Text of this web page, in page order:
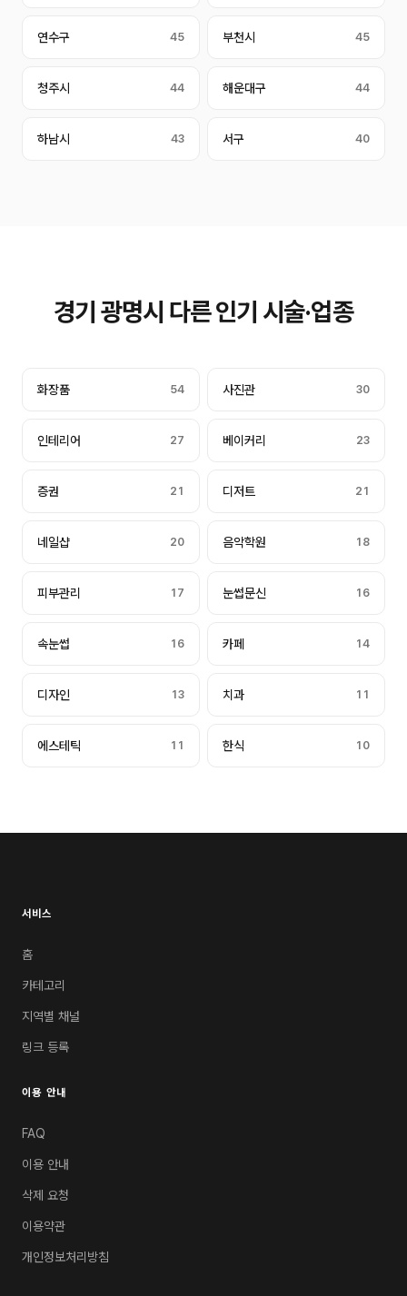
연수구 45 부천시 45
청주시 44 해운대구 44
하남시 43 서구 40
경기 광명시 다른 인기 시술·업종
화장품 54 사진관 30
인테리어 27 베이커리 23
증권 21 디저트 21
네일샵 20 음악학원 18
피부관리 17 눈썹문신 16
속눈썹 16 카페 14
디자인 13 치과 11
에스테틱 11 한식 10
서비스
홈
카테고리
지역별 채널
링크 등록
이용 안내
FAQ
이용 안내
삭제 요청
이용약관
개인정보처리방침